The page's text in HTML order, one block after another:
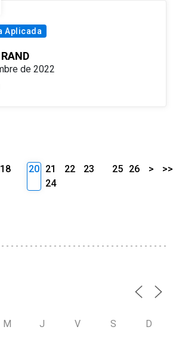
Aplicada
de 2022
18
20 21 22
23
24
25 26 > >>
M J V S D